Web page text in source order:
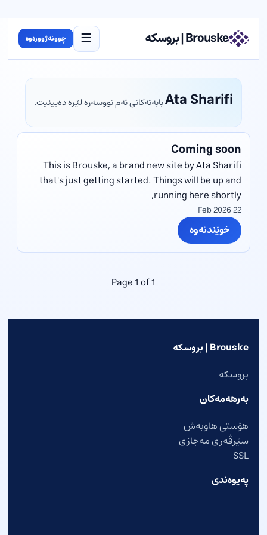
Brouske | بروسکه ☰ چوونەژوورەوە
Ata Sharifiبابەتەکانی ئەم نووسەرە لێرە دەبینیت.
Coming soon
This is Brouske, a brand new site by Ata Sharifi
that's just getting started. Things will be up and
running here shortly,
22 Feb 2026
خوێندنەوە
Page 1 of 1
Brouske | بروسکه
بروسکه
بەرهەمەکان
هۆستی هاوبەش
سێرڤەری مەجازی
SSL
پەیوەندی